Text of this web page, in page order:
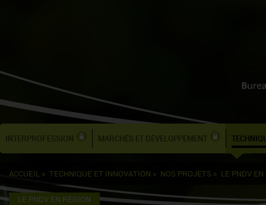
INTERPROFESSION MARCHÉS ET DÉVELOPPEMENT
ACCUEIL > TECHNIQUE ET INNOVATION > NOS PROJETS > LE PNDV
LE PNDV EN RÉGION